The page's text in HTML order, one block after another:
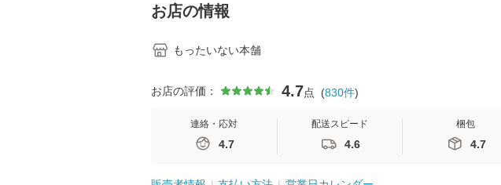
堂 [単行
お店の情報
もったいない本舗
お店の評価： 4.7点 (830件)
連絡・応対
4.7
配送スピード
4.6
梱包
4.7